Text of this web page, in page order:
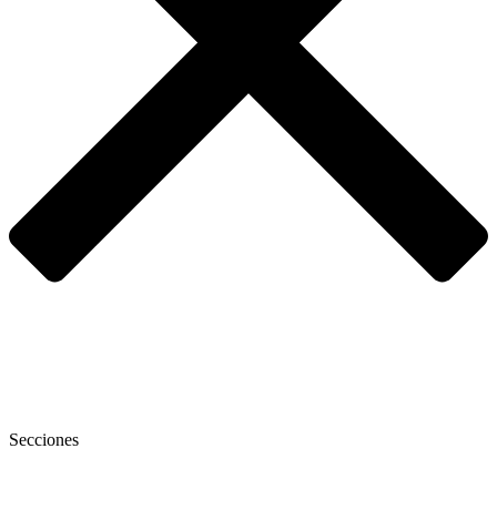
Secciones